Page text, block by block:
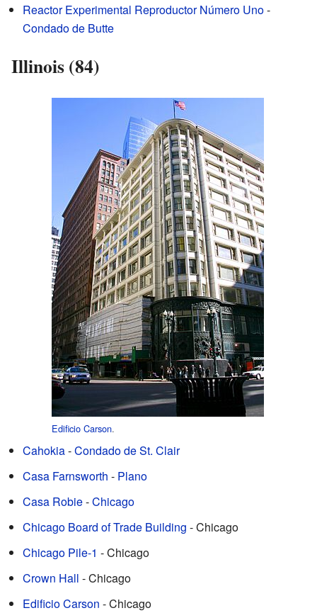
Reactor Experimental Reproductor Número Uno-
Condado de Butte
Illinois (84)
Edificio Carson.
Cahokia-Condado de St. Clair
Casa Farnsworth - Plano
Casa Robie-Chicago
Chicago Board of Trade Building - Chicago
Chicago Pile-1 - Chicago
Crown Hall - Chicago
Edificio Carson - Chicago